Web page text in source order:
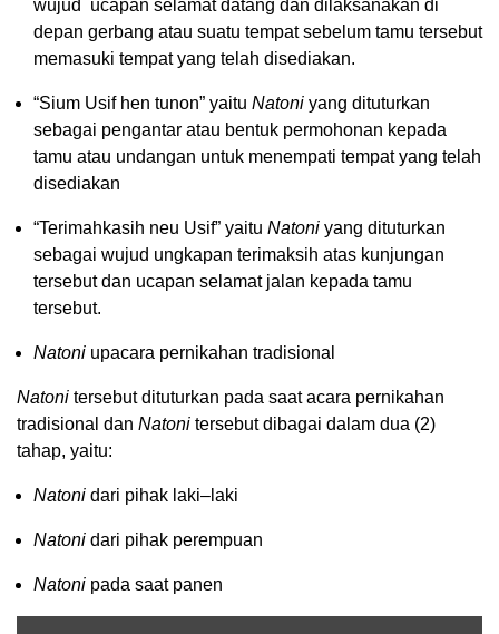
wujud ucapan selamat datang dan dilaksanakan di
depan gerbang atau suatu tempat sebelum tamu tersebut
memasuki tempat yang telah disediakan.
“Sium Usif hen tunon” yaitu Natoni yang dituturkan
sebagai pengantar atau bentuk permohonan kepada
tamu atau undangan untuk menempati tempat yang telah
disediakan
“Terimahkasih neu Usif” yaitu Natoni yang dituturkan
sebagai wujud ungkapan terimaksih atas kunjungan
tersebut dan ucapan selamat jalan kepada tamu
tersebut.
Natoni upacara pernikahan tradisional
Natoni tersebut dituturkan pada saat acara pernikahan
tradisional dan Natoni tersebut dibagai dalam dua (2)
tahap, yaitu:
Natoni dari pihak laki–laki
Natoni dari pihak perempuan
Natoni pada saat panen